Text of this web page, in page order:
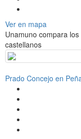
Ver en mapa
Unamuno compara
castellanos
Prado Concejo en